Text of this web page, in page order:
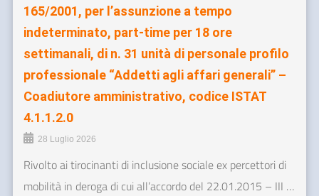
165/2001, per l’assunzione a tempo
indeterminato, part-time per 18 ore
settimanali, di n. 31 unità di personale profilo
professionale “Addetti agli affari generali” –
Coadiutore amministrativo, codice ISTAT
4.1.1.2.0
28 Luglio 2026
Rivolto ai tirocinanti di inclusione sociale ex percettori di
mobilità in deroga di cui all’accordo del 22.01.2015 – III …